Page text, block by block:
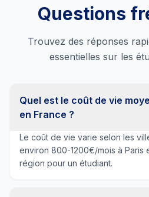
Questions
Trouvez des réponses
essentielles sur les
Quel est le coût de vie
en France ?
Le coût de vie varie selon les
environ 800-1200€/mois à
région pour un étudiant.